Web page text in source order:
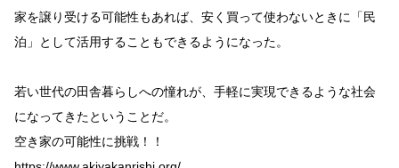
家を譲り受ける可能性もあれば、安く買って使わないときに「民
泊」として活用することもできるようになった。
若い世代の田舎暮らしへの憧れが、手軽に実現できるような社会
になってきたということだ。
空き家の可能性に挑戦！！